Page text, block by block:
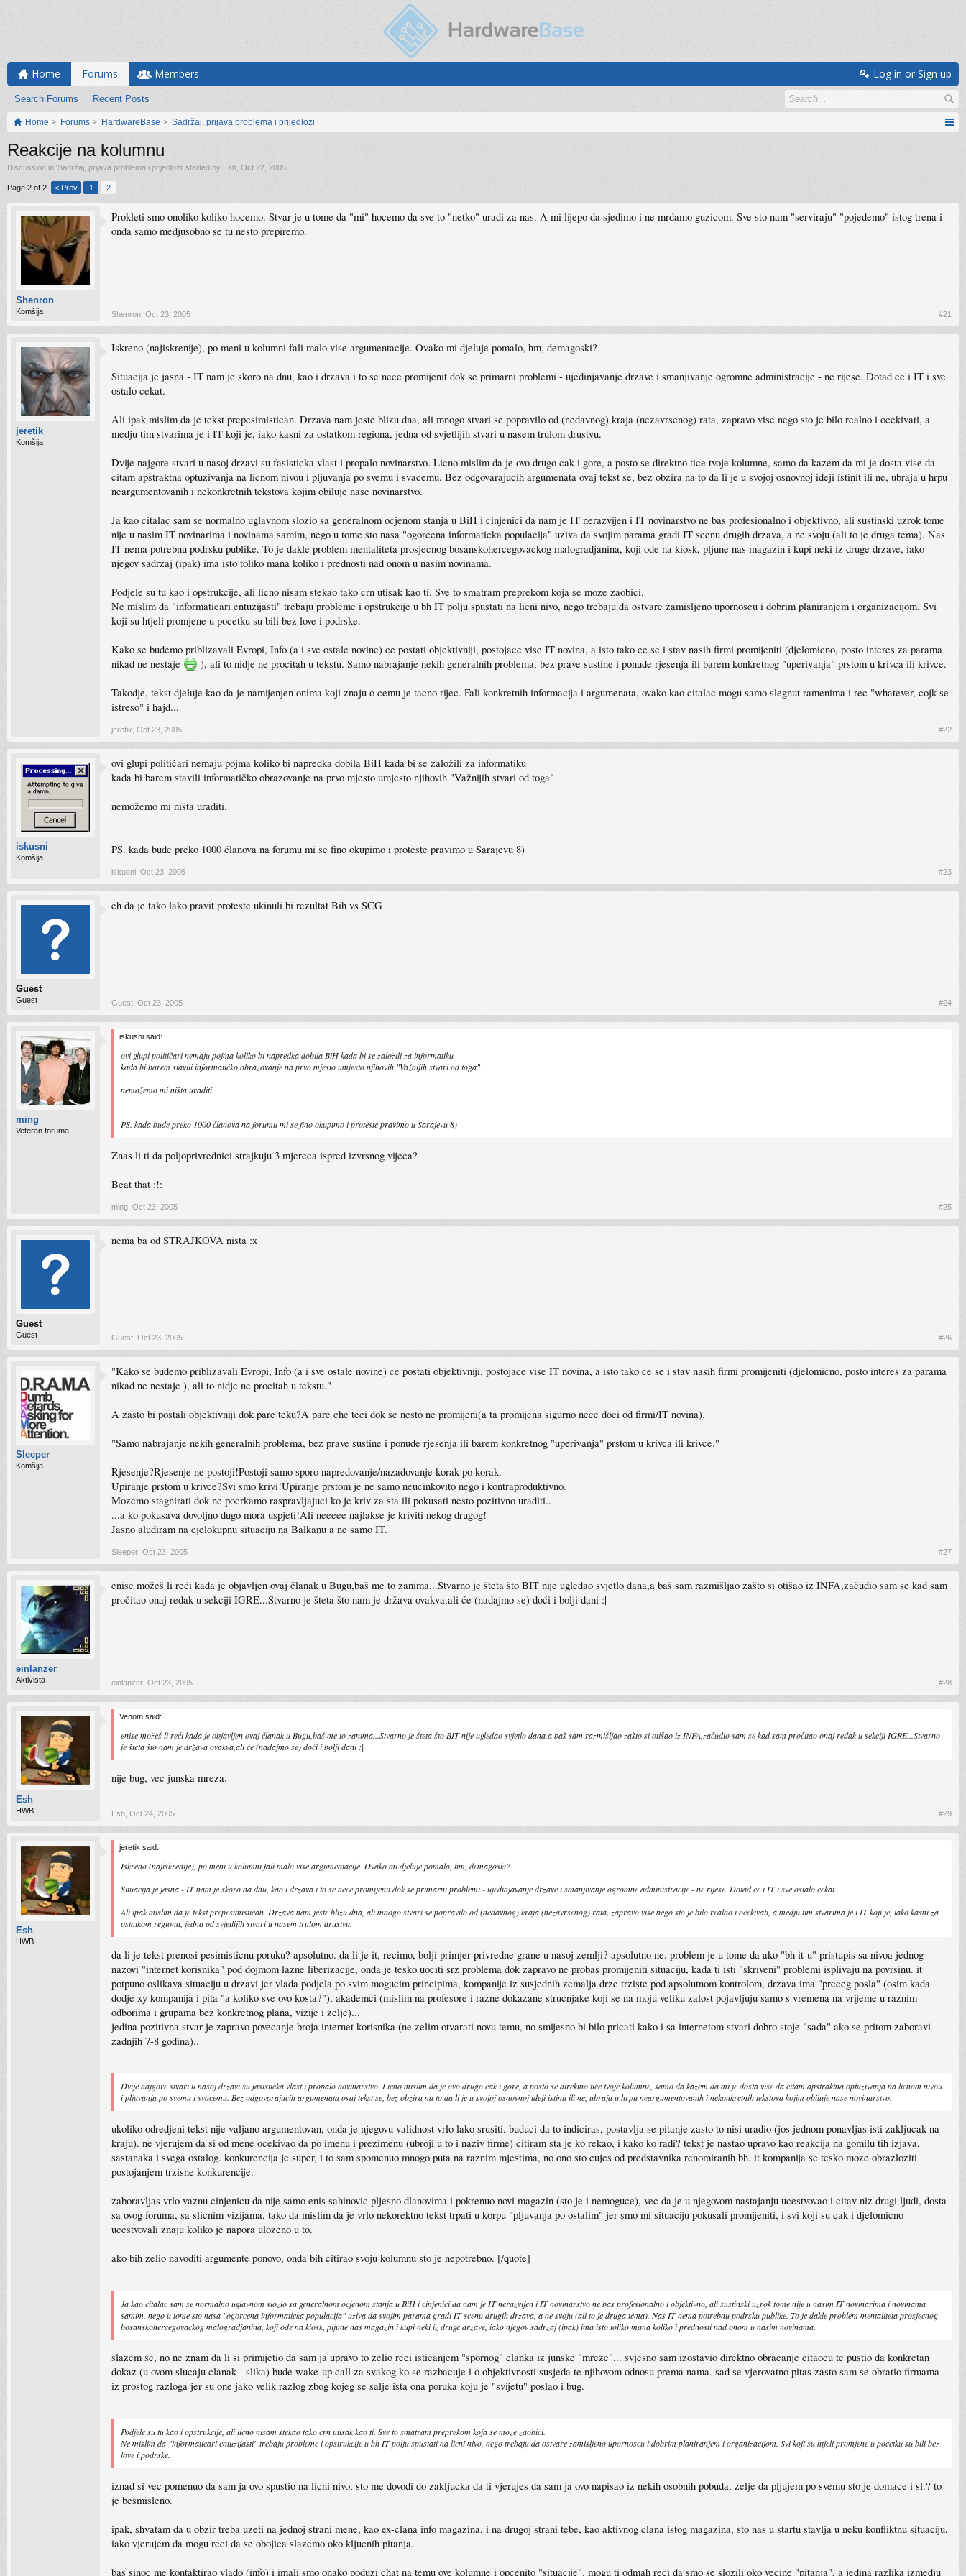
Home Forums
Search Forums Recent Posts
Members Log in or Sign up
Home Forums HardwareBase Sadržaj, prijava problema i prijedlozi
Reakcije na kolumnu
Discussion in 'Sadržaj, prijava problema i prijedlozi' started by Esh Oct 22, 2005
Page 2 of 2 < Prev 1 2
Shenron
Komšija
Prokleti smo onoliko koliko hocemo. Stvar je u tome da "mi" hocemo da sve to "netko" uradi za nas. A mi lijepo da sjedimo i ne mrdamo guzicom. Sve sto nam "serviraju" "pojedemo" istog trena i
onda samo medjusobno se tu nesto prepiremo.
Shenron Oct 23, 2005 #21
jeretik
Komšija
Iskreno (najiskrenije), po meni u kolumni fali malo vise argumentacije. Ovako mi djeluje pomalo, hm, demagoski?
Situacija je jasna - IT nam je skoro na dnu, kao i drzava i to se nece promijenit dok se primarni problemi - ujedinjavanje drzave i smanjivanje ogromne administracije - ne rijese. Dotad ce i IT i sve
ostalo cekat.
Ali ipak mislim da je tekst prepesimistican. Drzava nam jeste blizu dna, ali mnogo stvari se popravilo od (nedavnog) kraja (nezavrsenog) rata, zapravo vise nego sto je bilo realno i ocekivati, a
medju tim stvarima je i IT koji je, iako kasni za ostatkom regiona, jedna od svjetlijih stvari u nasem trulom drustvu.
Dvije najgore stvari u nasoj drzavi su fasisticka vlast i propalo novinarstvo. Licno mislim da je ovo drugo cak i gore, a posto se direktno tice tvoje kolumne, samo da kazem da mi je dosta vise da
citam apstraktna optuzivanja na licnom nivou i pljuvanja po svemu i svacemu. Bez odgovarajucih argumenata ovaj tekst se, bez obzira na to da li je u svojoj osnovnoj ideji istinit ili ne, ubraja u hrpu
neargumentovanih i nekonkretnih tekstova kojim obiluje nase novinarstvo.
Ja kao citalac sam se normalno uglavnom slozio sa generalnom ocjenom stanja u BiH i cinjenici da nam je IT nerazvijen i IT novinarstvo ne bas profesionalno i objektivno, ali sustinski uzrok tome
nije u nasim IT novinarima i novinama samim, nego u tome sto nasa "ogorcena informaticka populacija" uziva da svojim parama gradi IT scenu drugih drzava, a ne svoju (ali to je druga tema). Nas
IT nema potrebnu podrsku publike. To je dakle problem mentaliteta prosjecnog bosanskohercegovackog malogradjanina, koji ode na kiosk, pljune nas magazin i kupi neki iz druge drzave, iako
njegov sadrzaj (ipak) ima isto toliko mana koliko i prednosti nad onom u nasim novinama.
Podjele su tu kao i opstrukcije, ali licno nisam stekao tako crn utisak kao ti. Sve to smatram preprekom koja se moze zaobici.
Ne mislim da "informaticari entuzijasti" trebaju probleme i opstrukcije u bh IT polju spustati na licni nivo, nego trebaju da ostvare zamisljeno upornoscu i dobrim planiranjem i organizacijom. Svi
koji su htjeli promjene u pocetku su bili bez love i podrske.
Kako se budemo priblizavali Evropi, Info (a i sve ostale novine) ce postati objektivniji, postojace vise IT novina, a isto tako ce se i stav nasih firmi promijeniti (djelomicno, posto interes za parama
nikad ne nestaje
), ali to nidje ne procitah u tekstu. Samo nabrajanje nekih generalnih problema, bez prave sustine i ponude rjesenja ili barem konkretnog "uperivanja" prstom u krivca ili krivce.
Takodje, tekst djeluje kao da je namijenjen onima koji znaju o cemu je tacno rijec. Fali konkretnih informacija i argumenata, ovako kao citalac mogu samo slegnut ramenima i rec "whatever, cojk se
istreso" i hajd...
jeretik Oct 23, 2005 #22
iskusni
Komšija
ovi glupi političari nemaju pojma koliko bi napredka dobila BiH kada bi se založili za informatiku
kada bi barem stavili informatičko obrazovanje na prvo mjesto umjesto njihovih "Važnijih stvari od toga"
nemožemo mi ništa uraditi.
PS. kada bude preko 1000 članova na forumu mi se fino okupimo i proteste pravimo u Sarajevu 8)
iskusni Oct 23, 2005 #23
Guest
Guest
eh da je tako lako pravit proteste ukinuli bi rezultat Bih vs SCG
Guest Oct 23, 2005 #24
ming
Veteran foruma
iskusni said:
ovi glupi političari nemaju pojma koliko bi napredka dobila BiH kada bi se založili za informatiku
kada bi barem stavili informatičko obrazovanje na prvo mjesto umjesto njihovih "Važnijih stvari od toga"
nemožemo mi ništa uraditi.
PS. kada bude preko 1000 članova na forumu mi se fino okupimo i proteste pravimo u Sarajevu 8)
Znas li ti da poljoprivrednici strajkuju 3 mjereca ispred izvrsnog vijeca?
Beat that :!:
ming Oct 23, 2005 #25
Guest
Guest
nema ba od STRAJKOVA nista :x
Guest Oct 23, 2005 #26
Sleeper
Komšija
"Kako se budemo priblizavali Evropi, Info (a i sve ostale novine) ce postati objektivniji, postojace vise IT novina, a isto tako ce se i stav nasih firmi promijeniti (djelomicno, posto interes za parama
nikad ne nestaje ), ali to nidje ne procitah u tekstu."
A zasto bi postali objektivniji dok pare teku?A pare che teci dok se nesto ne promijeni(a ta promijena sigurno nece doci od firmi/IT novina).
"Samo nabrajanje nekih generalnih problema, bez prave sustine i ponude rjesenja ili barem konkretnog "uperivanja" prstom u krivca ili krivce."
Rjesenje?Rjesenje ne postoji!Postoji samo sporo napredovanje/nazadovanje korak po korak.
Upiranje prstom u krivce?Svi smo krivi!Upiranje prstom je ne samo neucinkovito nego i kontraproduktivno.
Mozemo stagnirati dok ne pocrkamo raspravljajuci ko je kriv za sta ili pokusati nesto pozitivno uraditi..
...a ko pokusava dovoljno dugo mora uspjeti!Ali neeeee najlakse je kriviti nekog drugog!
Jasno aludiram na cjelokupnu situaciju na Balkanu a ne samo IT.
Sleeper Oct 23, 2005 #27
einlanzer
Aktivista
enise možeš li reći kada je objavljen ovaj članak u Bugu,baš me to zanima...Stvarno je šteta što BIT nije ugledao svjetlo dana,a baš sam razmišljao zašto si otišao iz INFA,začudio sam se kad sam
pročitao onaj redak u sekciji IGRE...Stvarno je šteta što nam je država ovakva,ali će (nadajmo se) doći i bolji dani :|
einlanzer Oct 23, 2005 #28
Esh
HWB
Venom said:
enise možeš li reći kada je objavljen ovaj članak u Bugu,baš me to zanima...Stvarno je šteta što BIT nije ugledao svjetlo dana,a baš sam razmišljao zašto si otišao iz INFA,začudio sam se kad sam pročitao onaj redak u sekciji IGRE...Stvarno
je šteta što nam je država ovakva,ali će (nadajmo se) doći i bolji dani :|
nije bug, vec junska mreza.
Esh Oct 24, 2005 #29
Esh
HWB
jeretik said:
Iskreno (najiskrenije), po meni u kolumni fali malo vise argumentacije. Ovako mi djeluje pomalo, hm, demagoski?
Situacija je jasna - IT nam je skoro na dnu, kao i drzava i to se nece promijenit dok se primarni problemi - ujedinjavanje drzave i smanjivanje ogromne administracije - ne rijese. Dotad ce i IT i sve ostalo cekat.
Ali ipak mislim da je tekst prepesimistican. Drzava nam jeste blizu dna, ali mnogo stvari se popravilo od (nedavnog) kraja (nezavrsenog) rata, zapravo vise nego sto je bilo realno i ocekivati, a medju tim stvarima je i IT koji je, iako kasni za
ostatkom regiona, jedna od svjetlijih stvari u nasem trulom drustvu.
da li je tekst prenosi pesimisticnu poruku? apsolutno. da li je it, recimo, bolji primjer privredne grane u nasoj zemlji? apsolutno ne. problem je u tome da ako "bh it-u" pristupis sa nivoa jednog
nazovi "internet korisnika" pod dojmom lazne liberizacije, onda je tesko uociti srz problema dok zapravo ne probas promijeniti situaciju, kada ti isti "skriveni" problemi isplivaju na povrsinu. it
potpuno oslikava situaciju u drzavi jer vlada podjela po svim mogucim principima, kompanije iz susjednih zemalja drze trziste pod apsolutnom kontrolom, drzava ima "preceg posla" (osim kada
dodje xy kompanija i pita "a koliko sve ovo kosta?"), akademci (mislim na profesore i razne dokazane strucnjake koji se na moju veliku zalost pojavljuju samo s vremena na vrijeme u raznim
odborima i grupama bez konkretnog plana, vizije i zelje)...
jedina pozitivna stvar je zapravo povecanje broja internet korisnika (ne zelim otvarati novu temu, no smijesno bi bilo pricati kako i sa internetom stvari dobro stoje "sada" ako se pritom zaboravi
zadnjih 7-8 godina)..
Dvije najgore stvari u nasoj drzavi su fasisticka vlast i propalo novinarstvo. Licno mislim da je ovo drugo cak i gore, a posto se direktno tice tvoje kolumne, samo da kazem da mi je dosta vise da citam apstraktna optuzivanja na licnom nivou
i pljuvanja po svemu i svacemu. Bez odgovarajucih argumenata ovaj tekst se, bez obzira na to da li je u svojoj osnovnoj ideji istinit ili ne, ubraja u hrpu neargumentovanih i nekonkretnih tekstova kojim obiluje nase novinarstvo.
ukoliko odredjeni tekst nije valjano argumentovan, onda je njegovu validnost vrlo lako srusiti. buduci da to indiciras, postavlja se pitanje zasto to nisi uradio (jos jednom ponavljas isti zakljucak na
kraju). ne vjerujem da si od mene ocekivao da po imenu i prezimenu (ubroji u to i naziv firme) citiram sta je ko rekao, i kako ko radi? tekst je nastao upravo kao reakcija na gomilu tih izjava,
sastanaka i svega ostalog. konkurencija je super, i to sam spomenuo mnogo puta na raznim mjestima, no ono sto cujes od predstavnika renomiranih bh. it kompanija se tesko moze obrazloziti
postojanjem trzisne konkurencije.
zaboravljas vrlo vaznu cinjenicu da nije samo enis sahinovic pljesno dlanovima i pokrenuo novi magazin (sto je i nemoguce), vec da je u njegovom nastajanju ucestvovao i citav niz drugi ljudi, dosta
sa ovog foruma, sa slicnim vizijama, tako da mislim da je vrlo nekorektno tekst trpati u korpu "pljuvanja po ostalim" jer smo mi situaciju pokusali promijeniti, i svi koji su cak i djelomicno
ucestvovali znaju koliko je napora ulozeno u to.
ako bih zelio navoditi argumente ponovo, onda bih citirao svoju kolumnu sto je nepotrebno. [/quote]
Ja kao citalac sam se normalno uglavnom slozio sa generalnom ocjenom stanja u BiH i cinjenici da nam je IT nerazvijen i IT novinarstvo ne bas profesionalno i objektivno, ali sustinski uzrok tome nije u nasim IT novinarima i novinama
samim, nego u tome sto nasa "ogorcena informaticka populacija" uziva da svojim parama gradi IT scenu drugih drzava, a ne svoju (ali to je druga tema). Nas IT nema potrebnu podrsku publike. To je dakle problem mentaliteta prosjecnog
bosanskohercegovackog malogradjanina, koji ode na kiosk, pljune nas magazin i kupi neki iz druge drzave, iako njegov sadrzaj (ipak) ima isto toliko mana koliko i prednosti nad onom u nasim novinama.
slazem se, no ne znam da li si primijetio da sam ja upravo to zelio reci isticanjem "spornog" clanka iz junske "mreze"... svjesno sam izostavio direktno obracanje citaocu te pustio da konkretan
dokaz (u ovom slucaju clanak - slika) bude wake-up call za svakog ko se razbacuje i o objektivnosti susjeda te njihovom odnosu prema nama. sad se vjerovatno pitas zasto sam se obratio firmama -
iz prostog razloga jer su one jako velik razlog zbog kojeg se salje ista ona poruka koju je "svijetu" poslao i bug.
Podjele su tu kao i opstrukcije, ali licno nisam stekao tako crn utisak kao ti. Sve to smatram preprekom koja se moze zaobici.
Ne mislim da "informaticari entuzijasti" trebaju probleme i opstrukcije u bh IT polju spustati na licni nivo, nego trebaju da ostvare zamisljeno upornoscu i dobrim planiranjem i organizacijom. Svi koji su htjeli promjene u pocetku su bili bez
love i podrske.
iznad si vec pomenuo da sam ja ovo spustio na licni nivo, sto me dovodi do zakljucka da ti vjerujes da sam ja ovo napisao iz nekih osobnih pobuda, zelje da pljujem po svemu sto je domace i sl.? to
je besmisleno.
ipak, shvatam da u obzir treba uzeti na jednoj strani mene, kao ex-clana info magazina, i na drugoj strani tebe, kao aktivnog clana istog magazina, sto nas u startu stavlja u neku konfliktnu situaciju,
iako vjerujem da mogu reci da se obojica slazemo oko kljucnih pitanja.
bas sinoc me kontaktirao vlado (info) i imali smo onako poduzi chat na temu ove kolumne i opcenito "situacije". mogu ti odmah reci da smo se slozili oko vecine "pitanja", a jedina razlika izmedju